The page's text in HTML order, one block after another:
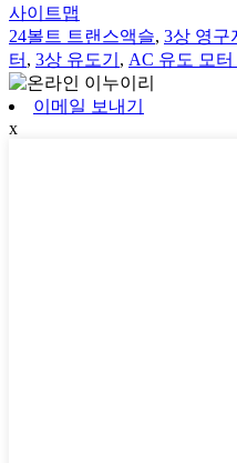
사이트맵
24볼트 트랜스액슬, 3상 영구
터 , 3상 유도기 , AC 유도 모터
이메일 보내기
x